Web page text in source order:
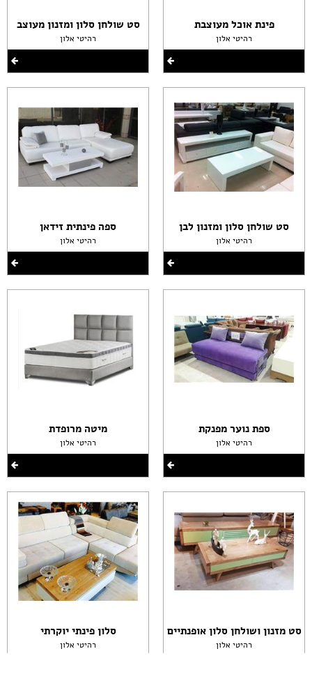
פינת אוכל מעוצבת
רהיטי אלון
סט שולחן סלון ומזנון לבן
רהיטי אלון
ספת נוער מפנקת
רהיטי אלון
סט מזנון ושולחן סלון אופנתיים
רהיטי אלון
סט שולחן סלון ומזנון מעוצב
רהיטי אלון
ספה פינתית זידאן
רהיטי אלון
מיטה מרופדת
רהיטי אלון
סלון פינתי יוקרתי
רהיטי אלון